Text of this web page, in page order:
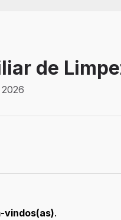
de
SPEfetivo
vindos(as).